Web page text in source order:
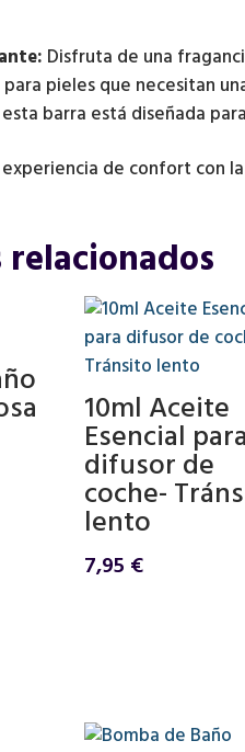
Disfruta de una
pieles que necesitan
esta barra está diseñada
de confort con la
10ml Aceite
Esencial para
difusor de
coche-
lento
7,95 €